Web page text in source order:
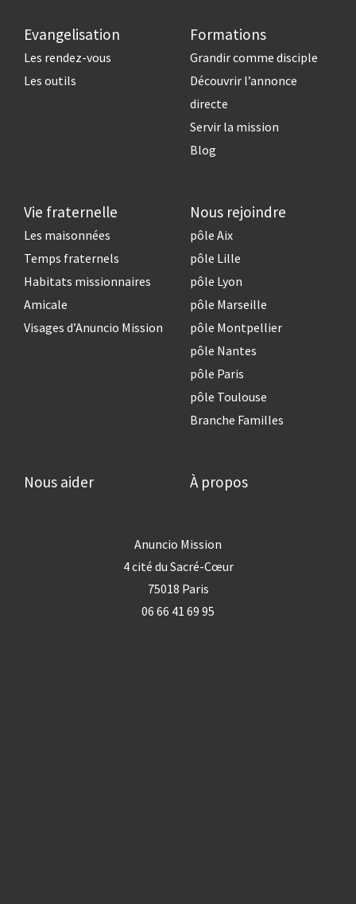
Evangelisation
Les rendez-vous
Les outils
Formations
Grandir comme disciple
Découvrir l’annonce
directe
Servir la mission
Blog
Vie fraternelle
Les maisonnées
Temps fraternels
Habitats missionnaires
Amicale
Visages d’Anuncio Mission
Nous rejoindre
pôle Aix
pôle Lille
pôle Lyon
pôle Marseille
pôle Montpellier
pôle Nantes
pôle Paris
pôle Toulouse
Branche Familles
Nous aider À propos
Anuncio Mission
4 cité du Sacré-Cœur
75018 Paris
06 66 41 69 95